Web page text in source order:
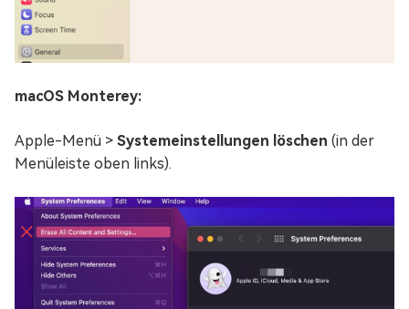
macOS Monterey:
Apple-Menü > Systemeinstellungen löschen (in der
Menüleiste oben links).